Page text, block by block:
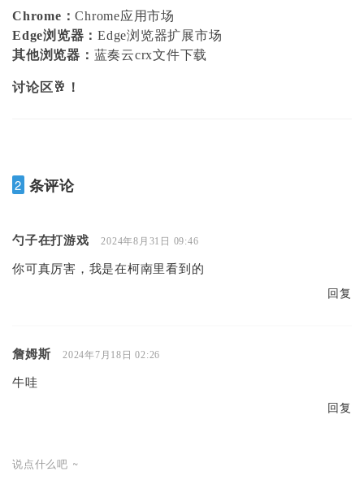
Chrome：Chrome应用市场
Edge浏览器：Edge浏览器扩展市场
其他浏览器： 蓝奏云crx文件下载
讨论区🥂 ！
2 条评论
勺子在打游戏 2024年8月31日 09:46
你可真厉害，我是在柯南里看到的
回复
詹姆斯 2024年7月18日 02:26
牛哇
回复
说点什么吧 ~